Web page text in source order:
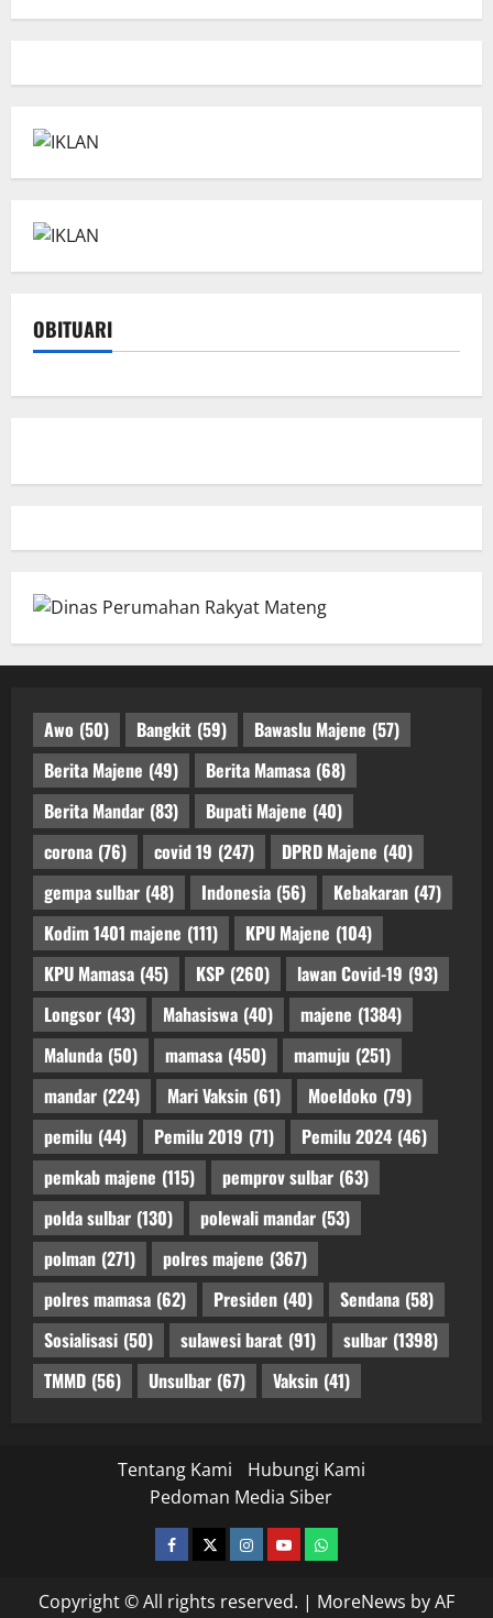
OBITUARI
Awo (50) Bangkit (59) Bawaslu Majene (57)
Berita Majene (49) Berita Mamasa (68)
Berita Mandar (83) Bupati Majene (40)
corona (76) covid 19 (247) DPRD Majene (40)
gempa sulbar (48) Indonesia (56) Kebakaran (47)
Kodim 1401 majene (111) KPU Majene (104)
KPU Mamasa (45) KSP (260) lawan Covid-19 (93)
Longsor (43) Mahasiswa (40) majene (1384)
Malunda (50) mamasa (450) mamuju (251)
mandar (224) Mari Vaksin (61) Moeldoko (79)
pemilu (44) Pemilu 2019 (71) Pemilu 2024 (46)
pemkab majene (115) pemprov sulbar (63)
polda sulbar (130) polewali mandar (53)
polman (271) polres majene (367)
polres mamasa (62) Presiden (40) Sendana (58)
Sosialisasi (50) sulawesi barat (91) sulbar (1398)
TMMD (56) Unsulbar (67) Vaksin (41)
Tentang Kami
Hubungi Kami
Pedoman Media Siber
facebooktwitterinstagram.com
youtubewhatsapp
Copyright © All rights reserved. | MoreNews by AF